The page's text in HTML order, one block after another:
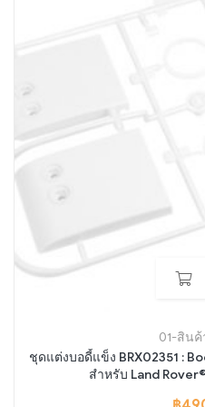
01-สินค้
ชุดแต่งบอดี้แข็ง BRX02351 :